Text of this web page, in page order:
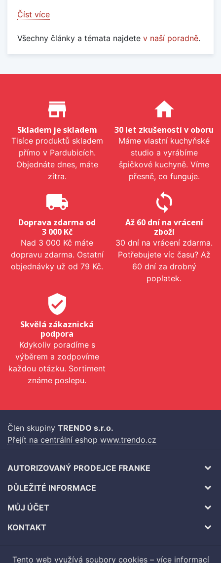
Číst více
Všechny články a témata najdete v naší poradně.
Proč nakupovat u nás?
store_mall_directory
Skladem je skladem
Tisíce produktů skladem
přímo v Pardubicích.
Objednáte dnes, máte
zítra.
home
30 let zkušeností v oboru
Máme vlastní kuchyňské
studio a vyrábíme
špičkové kuchyně. Víme
přesně, co funguje.
local_shipping
Doprava zdarma od
3 000 Kč
Nad 3 000 Kč máte
dopravu zdarma. Ostatní
objednávky už od 79 Kč.
sync
Až 60 dní na vrácení
zboží
30 dní na vrácení zdarma.
Potřebujete víc času? Až
60 dní za drobný
poplatek.
verified_user
Skvělá zákaznická
podpora
Kdykoliv poradíme s
výběrem a zodpovíme
každou otázku. Sortiment
známe poslepu.
Člen skupiny TRENDO s.r.o.
Přejít na centrální eshop www.trendo.cz
AUTORIZOVANÝ PRODEJCE FRANKE
DŮLEŽITÉ INFORMACE
MŮJ ÚČET
KONTAKT
Tento web využívá soubory cookies – více informací